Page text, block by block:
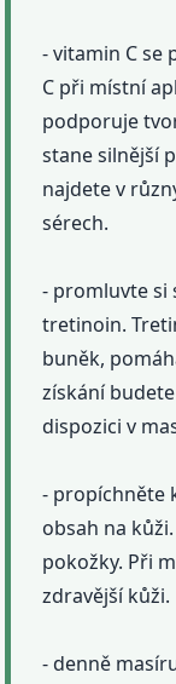
- vitamin C se
C při místní
podporuje
stane silnější
najdete v
sérech.
- promluvte si
tretinoin.
buněk,
získání
dispozici v
- propíchněte
obsah na
pokožky. Při
zdravější kůži.
- denně